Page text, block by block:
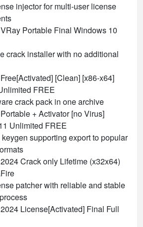
injector for multi-user license
Portable Final Windows 10
crack installer with no additional
[Clean] [x86-x64]
FREE
crack pack in one archive
+ Activator [no Virus]
Unlimited FREE
supporting export to popular
Crack only Lifetime (x32x64)
patcher with reliable and stable
License[Activated] Final Full